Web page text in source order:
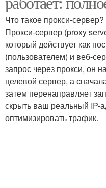
Что такое прокси-
Прокси-сервер (proxy
который действует как
(пользователем) и веб-
запрос через прокси, он
целевой сервер, а
затем перенаправляет
скрыть ваш реальный IP-
оптимизировать трафик.